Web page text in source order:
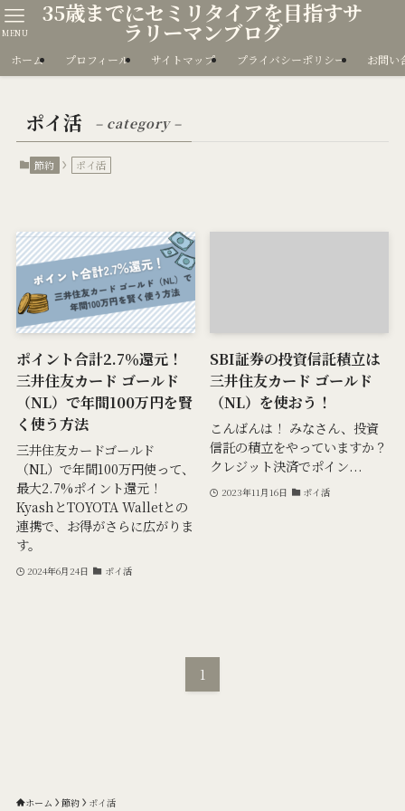
35歳までにセミリタイアを目指すサ
ラリーマンブログ
MENU
ホーム プロフィール サイトマップ プライバシーポリシー お問い
ポイ活 – category –
節約 ポイ活
ポイント合計2.7％還元！
三井住友カード ゴールド
（NL）で年間100万円を賢
く使う方法
三井住友カードゴールド
（NL）で年間100万円使って、
最大2.7%ポイント還元！
KyashとTOYOTA Walletとの
連携で、お得がさらに広がりま
す。
2024年6月24日 ポイ活
SBI証券の投資信託積立は
三井住友カード ゴールド
（NL）を使おう！
こんばんは！ みなさん、投資
信託の積立をやっていますか？
クレジット決済でポイン...
2023年11月16日 ポイ活
1
ホーム 節約 ポイ活